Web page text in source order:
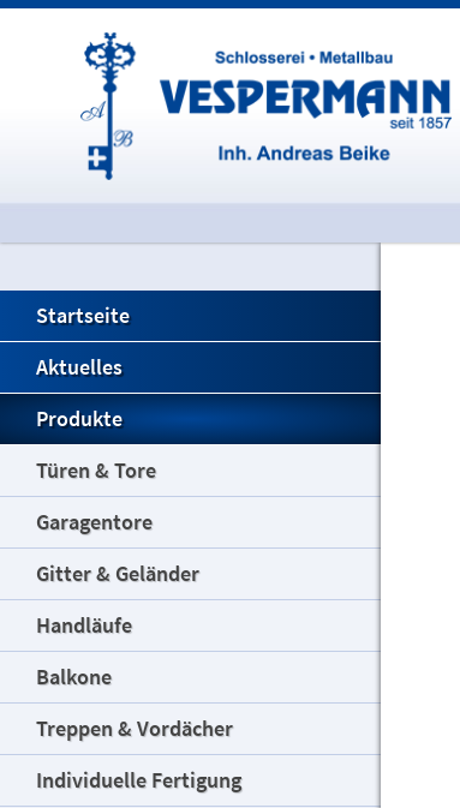
Startseite
Aktuelles
Produkte
Türen & Tore
Garagentore
Gitter & Geländer
Handläufe
Balkone
Treppen & Vordächer
Individuelle Fertigung